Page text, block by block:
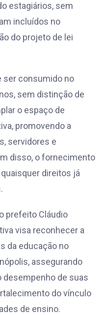
estagiários, sem
incluídos no
do projeto de lei
ser consumido no
sem distinção de
o espaço de
promovendo a
servidores e
disso, o fornecimento
direitos já
prefeito Cláudio
visa reconhecer a
da educação no
assegurando
desempenho de suas
do vínculo
de ensino.